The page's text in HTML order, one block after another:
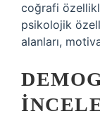
coğrafi
psikolojik
alanları,